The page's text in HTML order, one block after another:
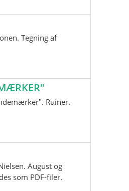
Tegning af
Ruiner.
August og
som PDF-filer.